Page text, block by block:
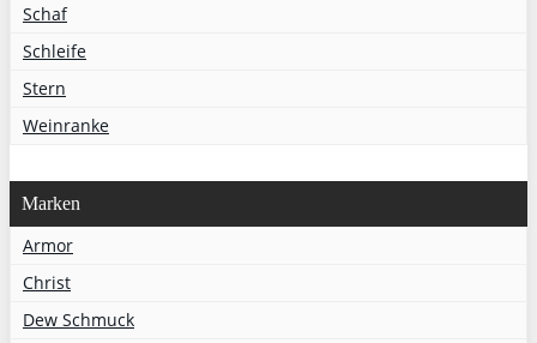
Schaf
Schleife
Stern
Weinranke
Marken
Armor
Christ
Dew Schmuck